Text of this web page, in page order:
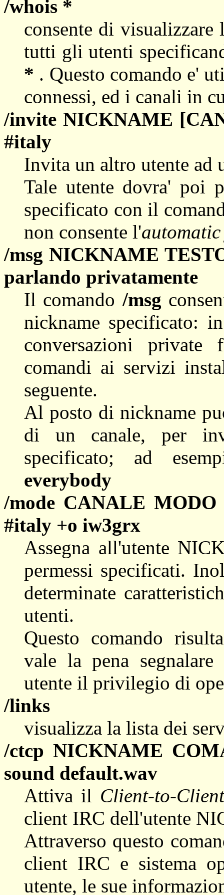
/whois *
consente di
tutti gli utenti
* . Questo comando e'
connessi, ed i canali in
/invite NICKNAME
#italy
Invita un altro utente ad
Tale utente dovra' poi
specificato con il
non consente l'
/msg NICKNAME
parlando privatamente
Il comando /msg
nickname specificato:
conversazioni
comandi ai servizi
seguente.
Al posto di nickname
di un canale, per
specificato; ad
everybody
/mode CANALE
#italy +o iw3grx
Assegna all'utente
permessi specificati.
determinate
utenti.
Questo comando
vale la pena segnalare
utente il privilegio di
/links
visualizza la lista dei
/ctcp NICKNAME
sound default.wav
Attiva il Client-to-
client IRC dell'utente
Attraverso questo
client IRC e sistema
utente, le sue